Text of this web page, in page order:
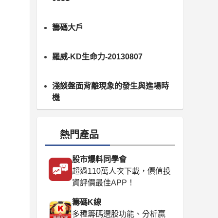
籌碼大戶
羅威-KD生命力-20130807
淺談盤面背離現象的發生與進場時
機
熱門產品
股市爆料同學會
超過110萬人次下載，價值投
資評價最佳APP！
籌碼K線
多種籌碼選股功能、分析贏